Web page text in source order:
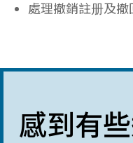
處理撤銷註册及撤
感到有